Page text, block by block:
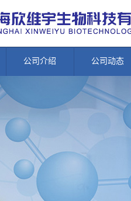
公司介绍 公司动态